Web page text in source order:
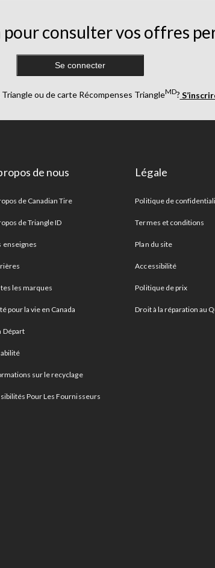
pour consulter vos offres
Se connecter
Triangle ou de carte Récompenses TriangleMD?
de nous
de Canadian Tire
de Triangle ID
enseignes
les marques
pour la vie en Canada
Départ
sur le recyclage
Pour Les Fournisseurs
Légale
Politique de
Termes et conditions
Plan du site
Accessibilité
Politique de prix
Droit à la réparation au